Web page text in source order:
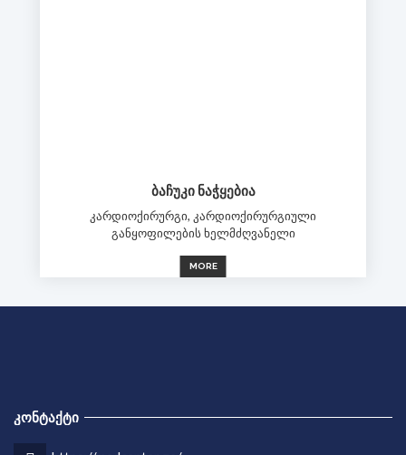
ᲑᲐᲩᲣᲙᲘ ᲜᲐᲭᲧᲔᲑᲘᲐ
კარდიოქირურგი, კარდიოქირურგიული
განყოფილების ხელმძღვანელი
MORE
ᲙᲝᲜᲢᲐᲥᲢᲘ